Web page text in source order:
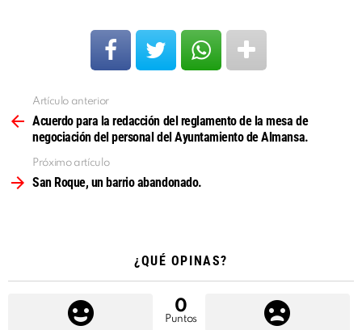
más
Artículo anterior
Acuerdo para la redacción del reglamento de la mesa de
negociación del personal del Ayuntamiento de Almansa.
Próximo artículo
San Roque, un barrio abandonado.
¿QUÉ OPINAS?
0
Puntos